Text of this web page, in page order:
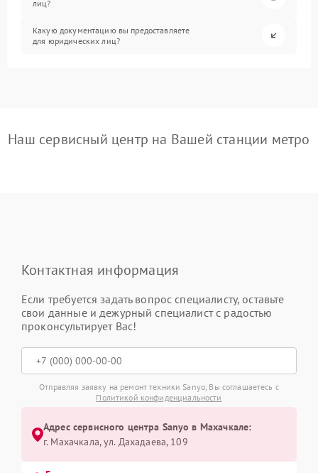
лиц?
Какую документацию вы предоставляете
для юридических лиц?
Наш сервисный центр на Вашей станции метро
Контактная информация
Если требуется задать вопрос специалисту, оставьте
свои данные и дежурный специалист с радостью
проконсультирует Вас!
Отправляя заявку на ремонт техники Sanyo, Вы соглашаетесь с
Политикой конфиденциальности
Адрес сервисного центра Sanyo в Махачкале:
г. Махачкала, ул. Дахадаева, 109